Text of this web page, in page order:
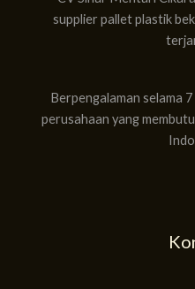
supplier pallet plastik
Berpengalaman selama
perusahaan yang